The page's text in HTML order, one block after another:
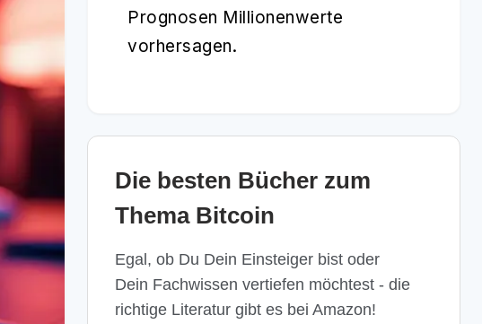
Prognosen Millionenwerte
vorhersagen.
Die besten Bücher zum
Thema Bitcoin
Egal, ob Du Dein Einsteiger bist oder
Dein Fachwissen vertiefen möchtest - die
richtige Literatur gibt es bei Amazon!